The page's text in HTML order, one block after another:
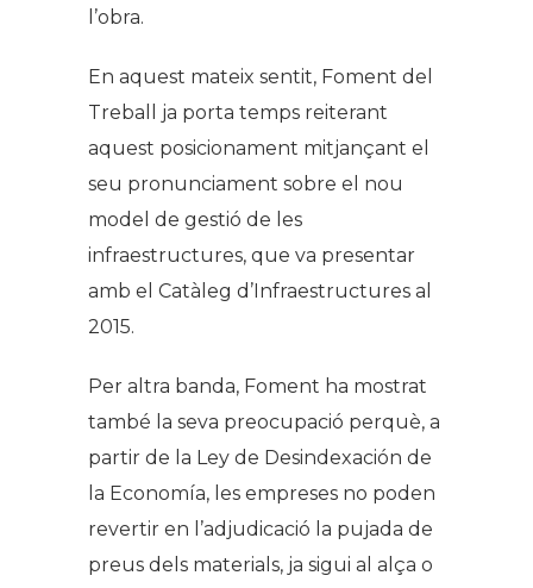
l’obra.
En aquest mateix sentit, Foment del
Treball ja porta temps reiterant
aquest posicionament mitjançant el
seu pronunciament sobre el nou
model de gestió de les
infraestructures, que va presentar
amb el Catàleg d’Infraestructures al
2015.
Per altra banda, Foment ha mostrat
també la seva preocupació perquè, a
partir de la Ley de Desindexación de
la Economía, les empreses no poden
revertir en l’adjudicació la pujada de
preus dels materials, ja sigui al alça o